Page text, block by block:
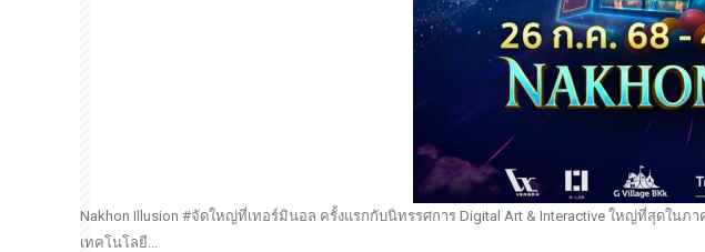
Nakhon Illusion #จัดใหญ่ที่เทอร์มินอล ครั้งแรกกับนิทรรศการ Digital Art & Interactive ใหญ่ที่สุดใน
เทคโนโลยี...